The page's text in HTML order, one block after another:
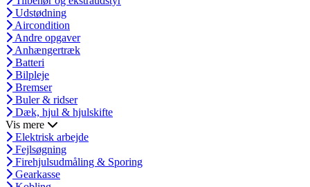
Udstødning
Aircondition
Andre opgaver
Anhængertræk
Batteri
Bilpleje
Bremser
Buler & ridser
Dæk, hjul & hjulskifte
Vis mere
Elektrisk arbejde
Fejlsøgning
Firehjulsudmåling & Sporing
Gearkasse